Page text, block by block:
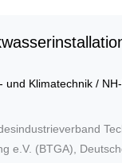
und Klimatechnik/
e.V. (BTGA),